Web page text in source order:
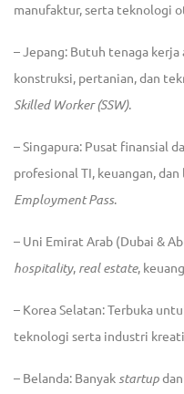
manufaktur, serta teknologi
– Jepang: Butuh tenaga
konstruksi, pertanian, dan
Skilled Worker (SSW).
– Singapura: Pusat finansial
profesional TI, keuangan,
Employment Pass.
– Uni Emirat Arab (Dubai &
hospitality, real estate,
– Korea Selatan: Terbuka
teknologi serta industri
– Belanda: Banyakstartup